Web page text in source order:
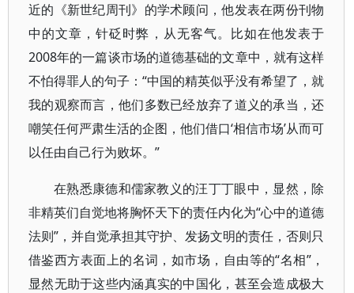
近的《新世纪周刊》的学术顾问，他发表在两份刊物
中的文章，针砭时弊，从无客气。比如在他发表于
2008年的一篇谈市场的道德基础的文章中，就有这样
不怕得罪人的句子：“中国的精英似乎没有希望了，就
我的观察而言，他们多数已经放弃了道义的承当，还
嘲笑任何严肃生活的企图，他们借口‘相信市场’从而可
以任由自己行为败坏。”
在熟悉康德和儒家教义的汪丁丁眼中，显然，除
非精英们自觉地将胸怀天下的责任内化为“心中的道德
法则”，并自觉承担其守护、发扬文明的责任，否则只
借鉴西方表面上的名词，如市场，自由等的“名相”，
显然无助于这些内涵真实的中国化，甚至会造成极大